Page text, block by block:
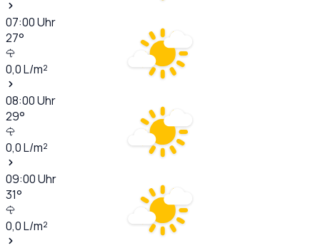
07:00Uhr
27°
0,0L/m²
08:00Uhr
29°
0,0L/m²
09:00Uhr
31°
0,0L/m²